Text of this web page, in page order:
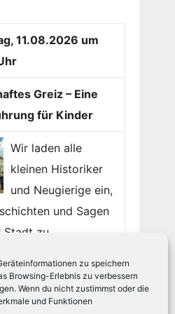
zu speichern
Browsing-Erlebnis zu verbessern
Wenn du nicht zustimmst oder die
und Funktionen
11.08.2026 um
Greiz – Eine
für Kinder
Wir laden alle
kleinen Historiker
und Neugierige ein,
und Sagen
zu...
»Sagenhaftes
Stadtführung für